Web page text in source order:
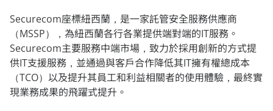
Securecom座標紐西蘭，是一家託管安全服務供應商
（MSSP），為紐西蘭各行各業提供端對端的IT服務。
Securecom主要服務中端市場，致力於採用創新的方式提
供IT支援服務，並通過與客戶合作降低其IT擁有權總成本
（TCO）以及提升其員工和利益相關者的使用體驗，最終實
現業務成果的飛躍式提升。